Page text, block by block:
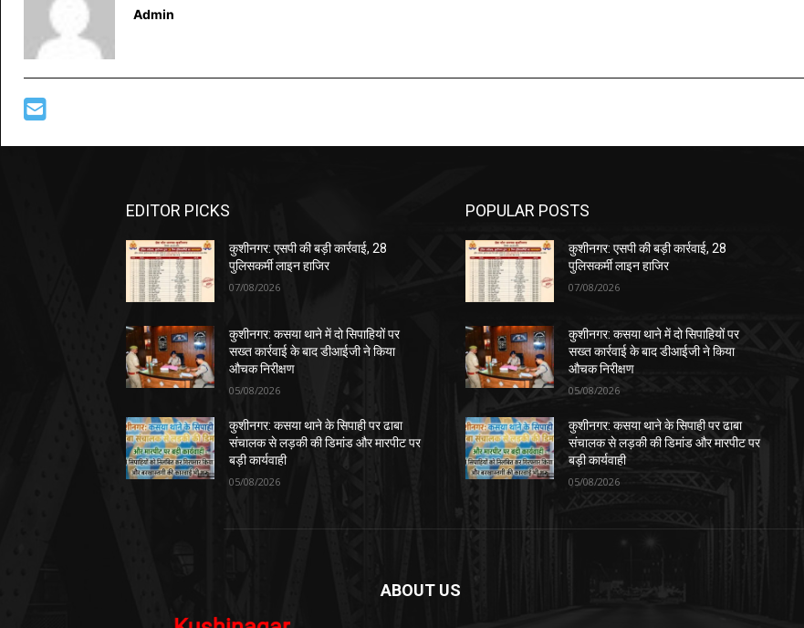
Admin
EDITOR PICKS
कुशीनगर: एसपी की बड़ी कार्रवाई, 28
पुलिसकर्मी लाइन हाजिर
07/08/2026
कुशीनगर: कसया थाने में दो सिपाहियों पर
सख्त कार्रवाई के बाद डीआईजी ने किया
औचक निरीक्षण
05/08/2026
कुशीनगर: कसया थाने के सिपाही पर ढाबा
संचालक से लड़की की डिमांड और मारपीट पर
बड़ी कार्यवाही
05/08/2026
POPULAR POSTS
कुशीनगर: एसपी की बड़ी कार्रवाई, 28
पुलिसकर्मी लाइन हाजिर
07/08/2026
कुशीनगर: कसया थाने में दो सिपाहियों पर
सख्त कार्रवाई के बाद डीआईजी ने किया
औचक निरीक्षण
05/08/2026
कुशीनगर: कसया थाने के सिपाही पर ढाबा
संचालक से लड़की की डिमांड और मारपीट पर
बड़ी कार्यवाही
05/08/2026
ABOUT US